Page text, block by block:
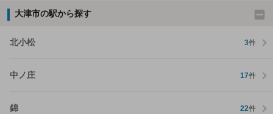
大津市の駅から探す
北小松 3件
中ノ庄 17件
錦 22件